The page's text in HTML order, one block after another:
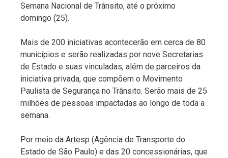
Semana Nacional de Trânsito, até o próximo
domingo (25).
Mais de 200 iniciativas acontecerão em cerca de 80
municípios e serão realizadas por nove Secretarias
de Estado e suas vinculadas, além de parceiros da
iniciativa privada, que compõem o Movimento
Paulista de Segurança no Trânsito. Serão mais de 25
milhões de pessoas impactadas ao longo de toda a
semana.
Por meio da Artesp (Agência de Transporte do
Estado de São Paulo) e das 20 concessionárias, que